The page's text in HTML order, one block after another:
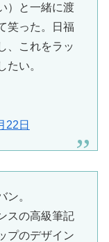
）と一緒に渡
笑った。日福
、これをラッ
たい。
22日
ン。
スの高級筆記
プのデザイン